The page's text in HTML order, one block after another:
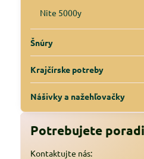
Nite 5000y
Šnúry
Krajčírske potreby
Nášivky a nažehľovačky
Potrebujete
Kontaktujte nás: